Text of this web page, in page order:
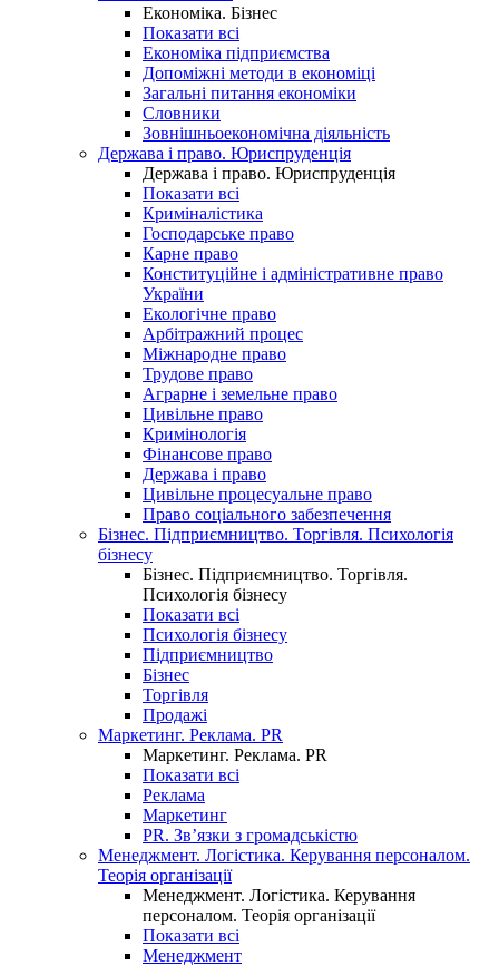
Економіка. Бізнес
Показати всі
Економіка підприємства
Допоміжні методи в економіці
Загальні питання економіки
Словники
Зовнішньоекономічна діяльність
Держава і право. Юриспруденція
Держава і право. Юриспруденція
Показати всі
Криміналістика
Господарське право
Карне право
Конституційне і адміністративне право
України
Екологічне право
Арбітражний процес
Міжнародне право
Трудове право
Аграрне і земельне право
Цивільне право
Кримінологія
Фінансове право
Держава і право
Цивільне процесуальне право
Право соціального забезпечення
Бізнес. Підприємництво. Торгівля. Психологія
бізнесу
Бізнес. Підприємництво. Торгівля.
Психологія бізнесу
Показати всі
Психологія бізнесу
Підприємництво
Бізнес
Торгівля
Продажі
Маркетинг. Реклама. PR
Маркетинг. Реклама. PR
Показати всі
Реклама
Маркетинг
PR. Зв’язки з громадськістю
Менеджмент. Логістика. Керування персоналом.
Теорія організації
Менеджмент. Логістика. Керування
персоналом. Теорія організації
Показати всі
Менеджмент